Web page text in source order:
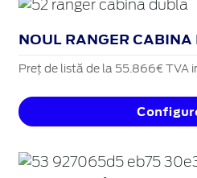
NOUL RANGER CABINA
Preț de listă de la 55.866€ TVA